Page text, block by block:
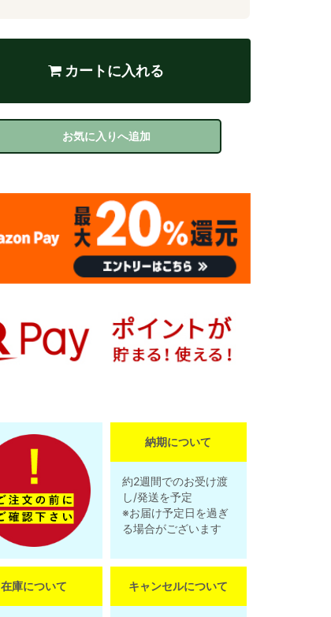
カートに入れる
お気に入りへ追加
納期について
約2週間でのお受け渡
し/発送を予定
※お届け予定日を過ぎ
る場合がございます
在庫について キャンセルについて